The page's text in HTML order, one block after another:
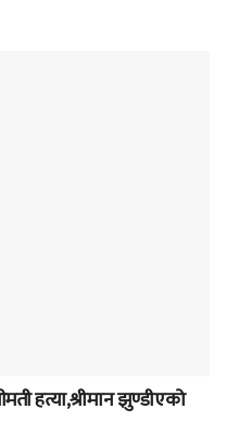
हत्या,श्रीमान झुण्डीएको